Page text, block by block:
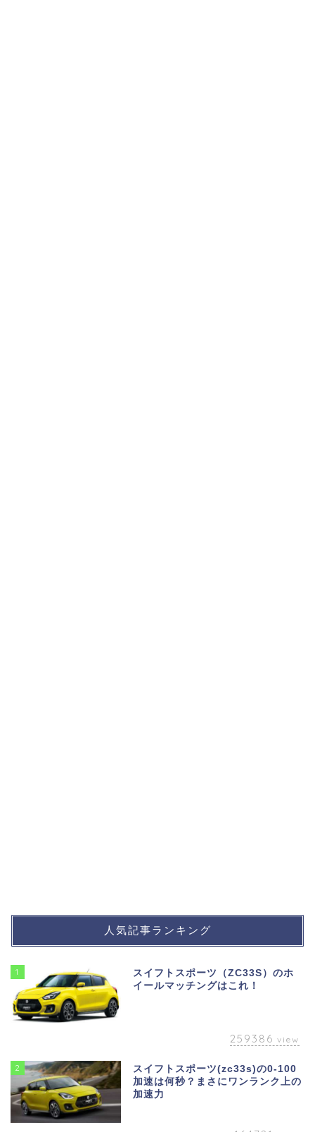
人気記事ランキング
1
スイフトスポーツ（ZC33S）のホ
イールマッチングはこれ！
259386 view
2
スイフトスポーツ(zc33s)の0-100
加速は何秒？まさにワンランク上の
加速力